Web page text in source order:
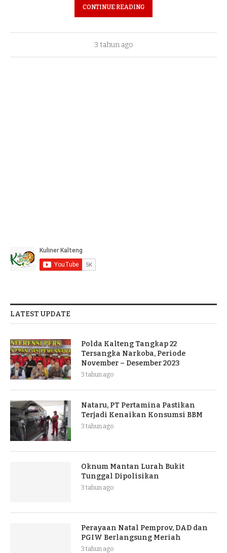
CONTINUE READING
3 tahun ago
LATEST UPDATE
Polda Kalteng Tangkap 22
Tersangka Narkoba, Periode
November – Desember 2023
3 tahun ago
Nataru, PT Pertamina Pastikan
Terjadi Kenaikan Konsumsi BBM
3 tahun ago
Oknum Mantan Lurah Bukit
Tunggal Dipolisikan
3 tahun ago
Perayaan Natal Pemprov, DAD dan
PGIW Berlangsung Meriah
3 tahun ago